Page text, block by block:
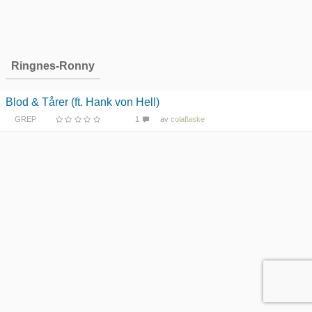
Ringnes-Ronny
Blod & Tårer (ft. Hank von Hell)
GREP 1 av colaflaske